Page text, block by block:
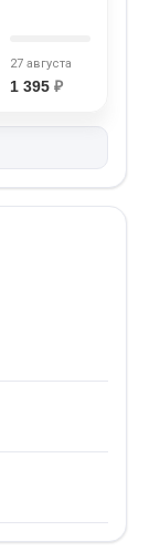
27 августа
1 395 ₽
раз в 2